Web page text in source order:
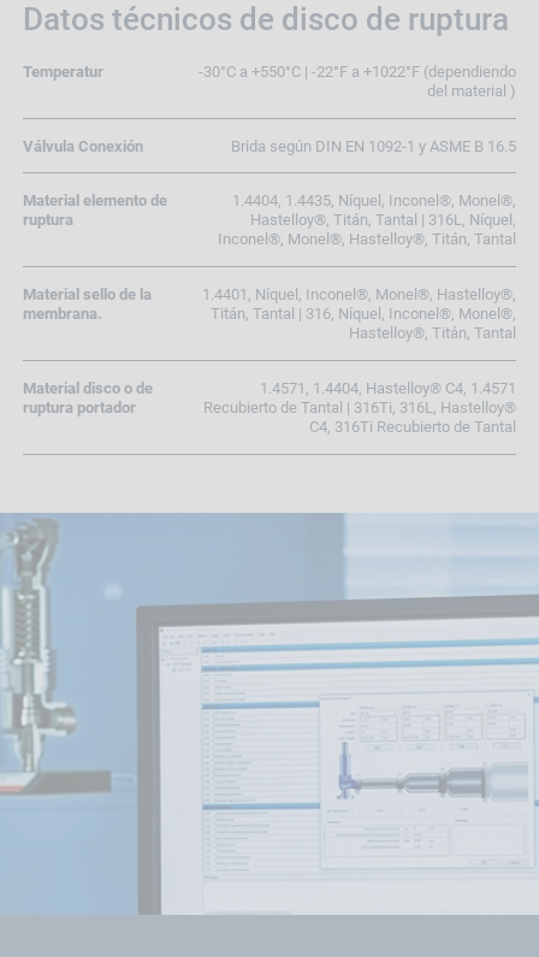
Datos técnicos de disco de ruptura
Temperatur
-30°C a +550°C | -22°F a +1022°F (dependiendo
del material )
Válvula Conexión Brida según DIN EN 1092-1 y ASME B 16.5
Material elemento de
ruptura
1.4404, 1.4435, Níquel, Inconel®, Monel®,
Hastelloy®, Titán, Tantal | 316L, Níquel,
Inconel®, Monel®, Hastelloy®, Titán, Tantal
Material sello de la
membrana.
1.4401, Níquel, Inconel®, Monel®, Hastelloy®,
Titán, Tantal | 316, Níquel, Inconel®, Monel®,
Hastelloy®, Titán, Tantal
Material disco o de
ruptura portador
1.4571, 1.4404, Hastelloy® C4, 1.4571
Recubierto de Tantal | 316Ti, 316L, Hastelloy®
C4, 316Ti Recubierto de Tantal